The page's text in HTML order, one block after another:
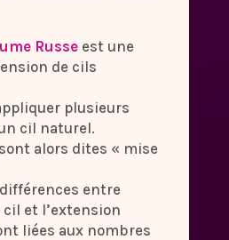
Russe est une
de cils
plusieurs
cil naturel.
alors dites « mise
entre
et l’extension
liées aux nombres